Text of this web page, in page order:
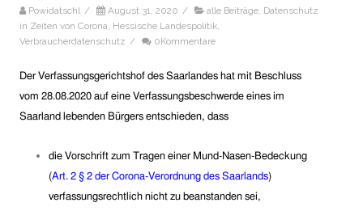
Powidatschl / August 31, 2020 / alle Beiträge, Datenschutz
in Zeiten von Corona, Hessische Landespolitik,
Verbraucherdatenschutz / 0Kommentare
Der Verfassungsgerichtshof des Saarlandes hat mit Beschluss
vom 28.08.2020 auf eine Verfassungsbeschwerde eines im
Saarland lebenden Bürgers entschieden, dass
die Vorschrift zum Tragen einer Mund-Nasen-Bedeckung
(Art. 2 § 2 der Corona-Verordnung des Saarlands)
verfassungsrechtlich nicht zu beanstanden sei,